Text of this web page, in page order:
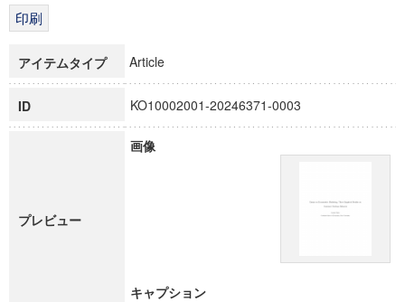
博士課程教育リーディングプログラム「超成熟社会発展のサ
アイテムタイプ Article
ID KO10002001-20246371-0003
プレビュー
画像
キャプション